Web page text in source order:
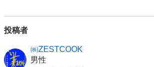
投稿者
㈱ZESTCOOK
男性